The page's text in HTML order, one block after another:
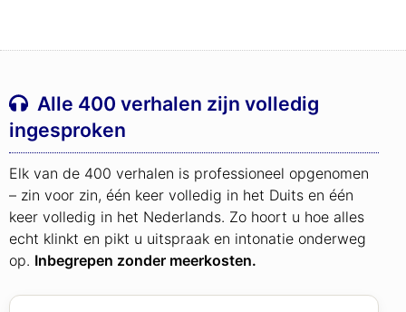
Alle 400 verhalen zijn volledig
ingesproken
Elk van de 400 verhalen is professioneel opgenomen
– zin voor zin, één keer volledig in het Duits en één
keer volledig in het Nederlands. Zo hoort u hoe alles
echt klinkt en pikt u uitspraak en intonatie onderweg
op. Inbegrepen zonder meerkosten.